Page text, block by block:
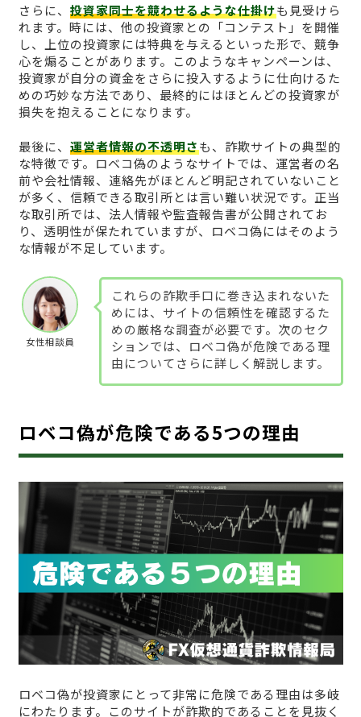
さらに、 投資家同士を競わせるような仕掛けも見受けら
れます。時には、他の投資家との「コンテスト」を開催
し、上位の投資家には特典を与えるといった形で、競争
心を煽ることがあります。このようなキャンペーンは、
投資家が自分の資金をさらに投入するように仕向けるた
めの巧妙な方法であり、最終的にはほとんどの投資家が
損失を抱えることになります。
最後に、 運営者情報の不透明さも、詐欺サイトの典型的
な特徴です。ロベコ偽のようなサイトでは、運営者の名
前や会社情報、連絡先がほとんど明記されていないこと
が多く、信頼できる取引所とは言い難い状況です。正当
な取引所では、法人情報や監査報告書が公開されてお
り、透明性が保たれていますが、ロベコ偽にはそのよう
な情報が不足しています。
女性相談員
これらの詐欺手口に巻き込まれないた
めには、サイトの信頼性を確認するた
めの厳格な調査が必要です。次のセク
ションでは、ロベコ偽が危険である理
由についてさらに詳しく解説します。
ロベコ偽が危険である5つの理由
ロベコ偽が投資家にとって非常に危険である理由は多岐
にわたります。このサイトが詐欺的であることを見抜く